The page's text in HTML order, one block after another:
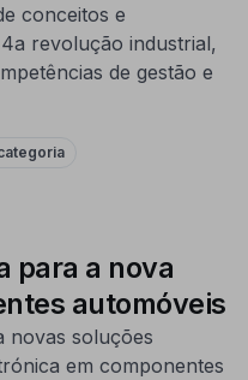
conceitos e
revolução industrial,
de gestão e
para a nova
automóveis
novas soluções
em componentes